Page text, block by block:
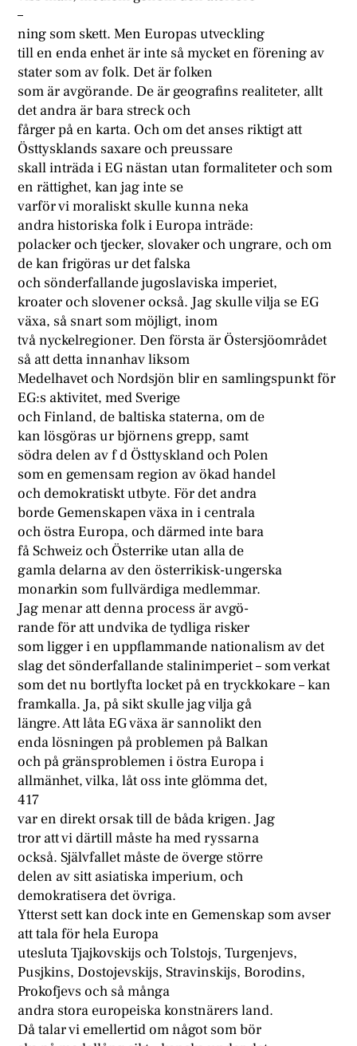
–
ning som skett. Men Europas utveckling
till en enda enhet är inte så mycket en förening av
stater som av folk. Det är folken
som är avgörande. De är geografins realiteter, allt
det andra är bara streck och
fårger på en karta. Och om det anses riktigt att
Östtysklands saxare och preussare
skall inträda i EG nästan utan formaliteter och som
en rättighet, kan jag inte se
varför vi moraliskt skulle kunna neka
andra historiska folk i Europa inträde:
polacker och tjecker, slovaker och ungrare, och om
de kan frigöras ur det falska
och sönderfallande jugoslaviska imperiet,
kroater och slovener också. Jag skulle vilja se EG
växa, så snart som möjligt, inom
två nyckelregioner. Den första är Östersjöområdet
så att detta innanhav liksom
Medelhavet och Nordsjön blir en samlingspunkt för
EG:s aktivitet, med Sverige
och Finland, de baltiska staterna, om de
kan lösgöras ur björnens grepp, samt
södra delen av f d Östtyskland och Polen
som en gemensam region av ökad handel
och demokratiskt utbyte. För det andra
borde Gemenskapen växa in i centrala
och östra Europa, och därmed inte bara
få Schweiz och Österrike utan alla de
gamla delarna av den österrikisk-ungerska
monarkin som fullvärdiga medlemmar.
Jag menar att denna process är avgö-
rande för att undvika de tydliga risker
som ligger i en uppflammande nationalism av det
slag det sönderfallande stalinimperiet – som verkat
som det nu bortlyfta locket på en tryckkokare – kan
framkalla. Ja, på sikt skulle jag vilja gå
längre. Att låta EG växa är sannolikt den
enda lösningen på problemen på Balkan
och på gränsproblemen i östra Europa i
allmänhet, vilka, låt oss inte glömma det,
417
var en direkt orsak till de båda krigen. Jag
tror att vi därtill måste ha med ryssarna
också. Självfallet måste de överge större
delen av sitt asiatiska imperium, och
demokratisera det övriga.
Ytterst sett kan dock inte en Gemenskap som avser
att tala för hela Europa
utesluta Tjajkovskijs och Tolstojs, Turgenjevs,
Pusjkins, Dostojevskijs, Stravinskijs, Borodins,
Prokofjevs och så många
andra stora europeiska konstnärers land.
Då talar vi emellertid om något som bör